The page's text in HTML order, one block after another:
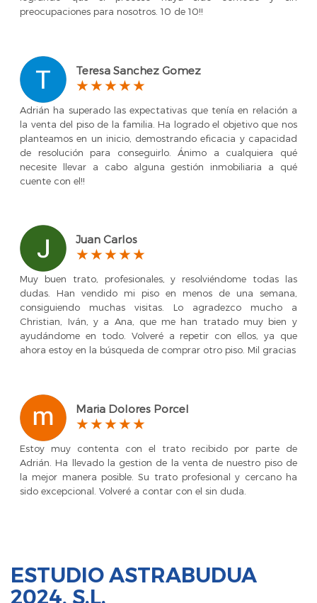
preocupaciones para nosotros. 10 de 10!!
Teresa Sanchez Gomez
Adrián ha superado las expectativas que tenía en relación a
la venta del piso de la familia. Ha logrado el objetivo que nos
planteamos en un inicio, demostrando eficacia y capacidad
de resolución para conseguirlo. Ánimo a cualquiera qué
necesite llevar a cabo alguna gestión inmobiliaria a qué
cuente con el!!
Juan Carlos
Muy buen trato, profesionales, y resolviéndome todas las
dudas. Han vendido mi piso en menos de una semana,
consiguiendo muchas visitas. Lo agradezco mucho a
Christian, Iván, y a Ana, que me han tratado muy bien y
ayudándome en todo. Volveré a repetir con ellos, ya que
ahora estoy en la búsqueda de comprar otro piso. Mil gracias
Maria Dolores Porcel
Estoy muy contenta con el trato recibido por parte de
Adrián. Ha llevado la gestion de la venta de nuestro piso de
la mejor manera posible. Su trato profesional y cercano ha
sido excepcional. Volveré a contar con el sin duda.
ESTUDIO ASTRABUDUA
2024, S.L.